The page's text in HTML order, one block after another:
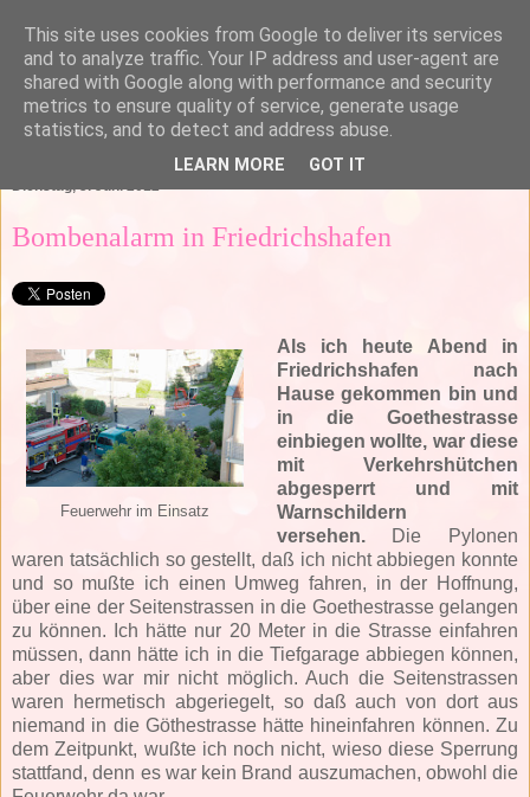
Dienstag, 5. Juni 2012
Bombenalarm in Friedrichshafen
Feuerwehr im Einsatz
Als ich heute Abend in
Friedrichshafen nach
Hause gekommen bin und
in die Goethestrasse
einbiegen wollte, war diese
mit Verkehrshütchen
abgesperrt und mit
Warnschildern
versehen. Die Pylonen
waren tatsächlich so gestellt, daß ich nicht abbiegen konnte
und so mußte ich einen Umweg fahren, in der Hoffnung,
über eine der Seitenstrassen in die Goethestrasse gelangen
zu können. Ich hätte nur 20 Meter in die Strasse einfahren
müssen, dann hätte ich in die Tiefgarage abbiegen können,
aber dies war mir nicht möglich. Auch die Seitenstrassen
waren hermetisch abgeriegelt, so daß auch von dort aus
niemand in die Göthestrasse hätte hineinfahren können. Zu
dem Zeitpunkt, wußte ich noch nicht, wieso diese Sperrung
stattfand, denn es war kein Brand auszumachen, obwohl die
This site uses cookies from Google to deliver its services
and to analyze traffic. Your IP address and user-agent are
shared with Google along with performance and security
metrics to ensure quality of service, generate usage
statistics, and to detect and address abuse.
LEARN MORE GOT IT